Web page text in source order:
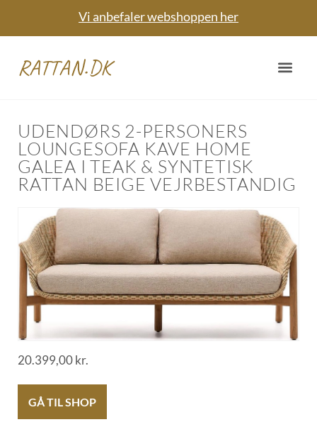
Vi anbefaler webshoppen her
RATTAN.DK
UDENDØRS 2-PERSONERS
LOUNGESOFA KAVE HOME
GALEA I TEAK & SYNTETISK
RATTAN BEIGE VEJRBESTANDIG
20.399,00kr.
GÅ TIL SHOP